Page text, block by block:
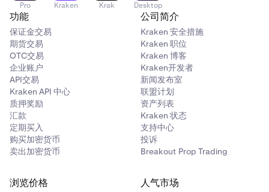
Pro Kraken Krak Desktop
功能
保证金交易
期货交易
OTC交易
企业账户
API交易
Kraken API 中心
质押奖励
汇款
定期买入
购买加密货币
卖出加密货币
公司简介
Kraken 安全措施
Kraken 职位
Kraken 博客
Kraken开发者
新闻发布室
联盟计划
资产列表
Kraken 状态
支持中心
投诉
Breakout Prop Trading
浏览价格 人气市场